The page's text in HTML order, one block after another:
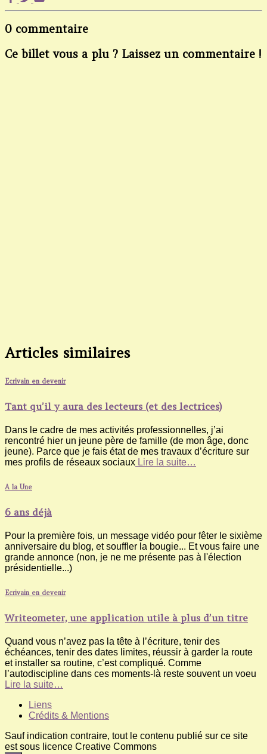
0 commentaire
Ce billet vous a plu ? Laissez un commentaire !
Articles similaires
Ecrivain en devenir
Tant qu’il y aura des lecteurs (et des lectrices)
Dans le cadre de mes activités professionnelles, j’ai
rencontré hier un jeune père de famille (de mon âge, donc
jeune). Parce que je fais état de mes travaux d’écriture sur
mes profils de réseaux sociaux Lire la suite…
A la Une
6 ans déjà
Pour la première fois, un message vidéo pour fêter le sixième
anniversaire du blog, et souffler la bougie... Et vous faire une
grande annonce (non, je ne me présente pas à l'élection
présidentielle...)
Ecrivain en devenir
Writeometer, une application utile à plus d’un titre
Quand vous n’avez pas la tête à l’écriture, tenir des
échéances, tenir des dates limites, réussir à garder la route
et installer sa routine, c’est compliqué. Comme
l’autodiscipline dans ces moments-là reste souvent un voeu
Lire la suite…
Liens
Crédits & Mentions
Sauf indication contraire, tout le contenu publié sur ce site
est sous licence Creative Commons